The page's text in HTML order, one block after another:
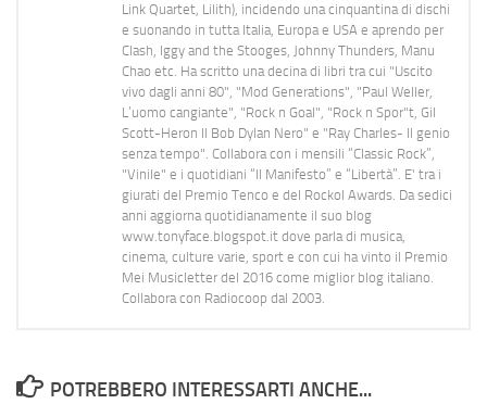
Link Quartet, Lilith), incidendo una cinquantina di dischi
e suonando in tutta Italia, Europa e USA e aprendo per
Clash, Iggy and the Stooges, Johnny Thunders, Manu
Chao etc. Ha scritto una decina di libri tra cui "Uscito
vivo dagli anni 80", "Mod Generations", "Paul Weller,
L’uomo cangiante", "Rock n Goal", "Rock n Spor"t, Gil
Scott-Heron Il Bob Dylan Nero" e "Ray Charles- Il genio
senza tempo". Collabora con i mensili “Classic Rock”,
"Vinile" e i quotidiani “Il Manifesto” e “Libertà”. E' tra i
giurati del Premio Tenco e del Rockol Awards. Da sedici
anni aggiorna quotidianamente il suo blog
www.tonyface.blogspot.it dove parla di musica,
cinema, culture varie, sport e con cui ha vinto il Premio
Mei Musicletter del 2016 come miglior blog italiano.
Collabora con Radiocoop dal 2003.
POTREBBERO INTERESSARTI ANCHE...